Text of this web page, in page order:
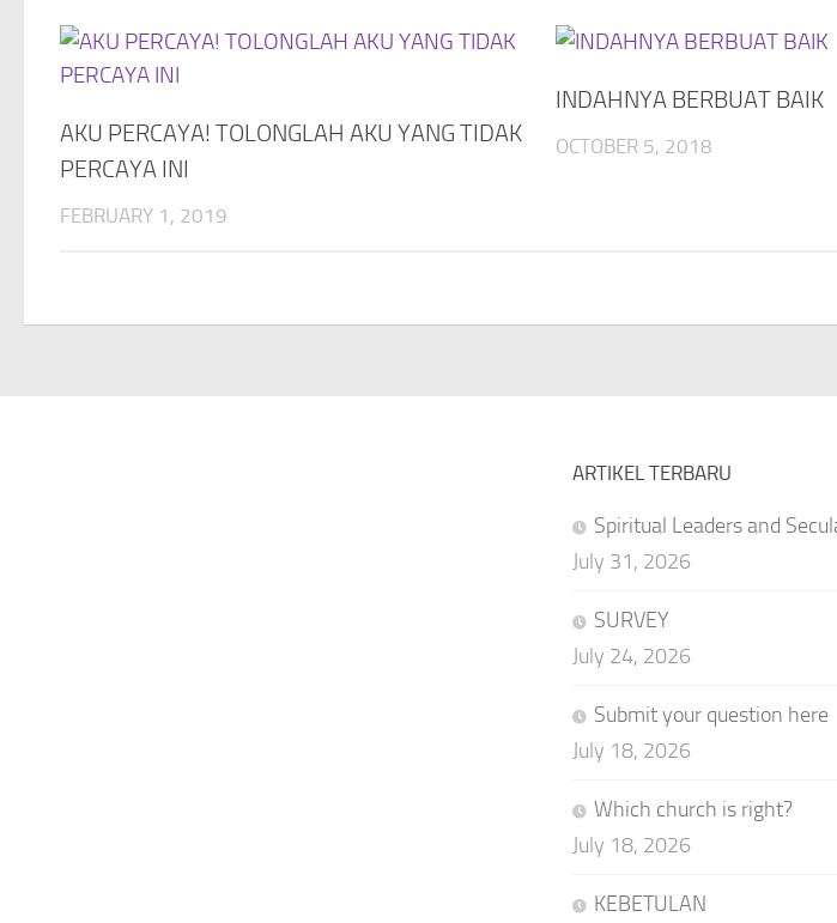
AKU PERCAYA! TOLONGLAH AKU YANG TIDAK
PERCAYA INI
FEBRUARY 1, 2019
INDAHNYA BERBUAT BAIK
OCTOBER 5, 2018
ARTIKEL TERBARU
Spiritual Leaders and
July 31, 2026
SURVEY
July 24, 2026
Submit your question here
July 18, 2026
Which church is right?
July 18, 2026
KEBETULAN